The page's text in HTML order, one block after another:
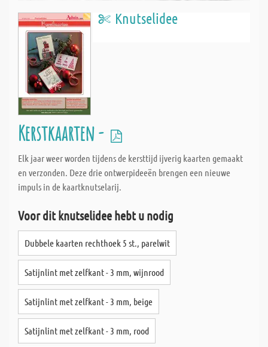
Knutselidee
Kerstkaarten -
Elk jaar weer worden tijdens de kersttijd ijverig kaarten gemaakt
en verzonden. Deze drie ontwerpideeën brengen een nieuwe
impuls in de kaartknutselarij.
Voor dit knutselidee hebt u nodig
Dubbele kaarten rechthoek 5 st., parelwit
Satijnlint met zelfkant - 3 mm, wijnrood
Satijnlint met zelfkant - 3 mm, beige
Satijnlint met zelfkant - 3 mm, rood